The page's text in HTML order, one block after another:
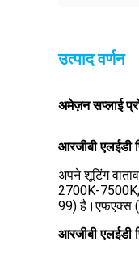
उत्पाद वर्णन
अमेज़न सप्लाई
आरजीबी एलईडी
अपने शूटिंग
2700K-
99) है।एफएक्स
आरजीबी एलईडी